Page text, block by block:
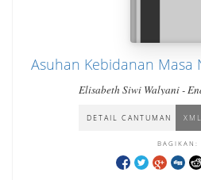
Asuhan Kebidanan Masa
Elisabeth Siwi Walyani -
DETAIL CANTUMAN
BAGIKAN: